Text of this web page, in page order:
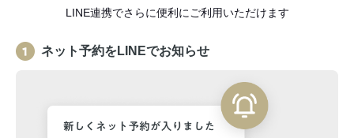
LINE連携でさらに便利にご利用いただけます
ネット予約をLINEでお知らせ